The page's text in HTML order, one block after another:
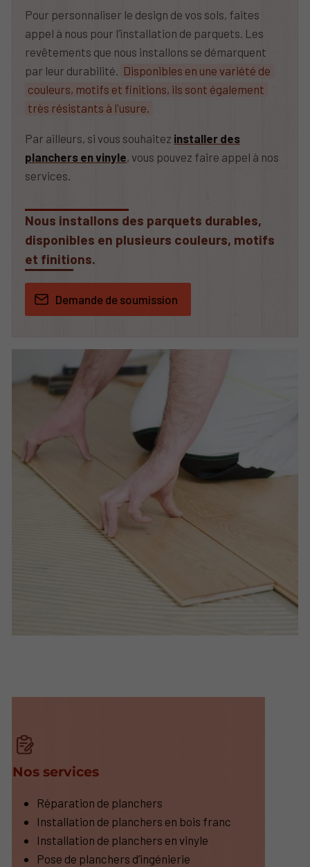
Pour personnaliser le design de vos sols, faites
appel à nous pour l’installation de parquets. Les
revêtements que nous installons se démarquent
par leur durabilité.
Disponibles en une variété de
couleurs, motifs et finitions, ils sont également
très résistants à l'usure.
Par ailleurs, si vous souhaitez installer des
planchers en vinyle, vous pouvez faire appel à nos
services.
Nous installons des parquets durables,
disponibles en plusieurs couleurs, motifs
et finitions.
Demande de soumission
Nos services
Réparation de planchers
Installation de planchers en bois franc
Installation de planchers en vinyle
Pose de planchers d’ingénierie